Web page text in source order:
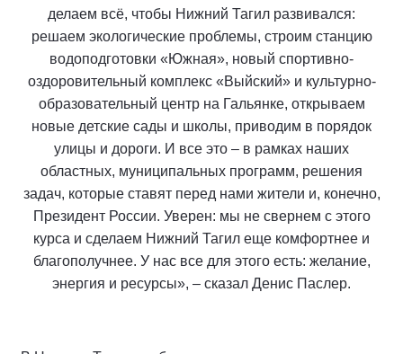
делаем всё, чтобы Нижний Тагил развивался:
решаем экологические проблемы, строим станцию
водоподготовки «Южная», новый спортивно-
оздоровительный комплекс «Выйский» и культурно-
образовательный центр на Гальянке, открываем
новые детские сады и школы, приводим в порядок
улицы и дороги. И все это – в рамках наших
областных, муниципальных программ, решения
задач, которые ставят перед нами жители и, конечно,
Президент России. Уверен: мы не свернем с этого
курса и сделаем Нижний Тагил еще комфортнее и
благополучнее. У нас все для этого есть: желание,
энергия и ресурсы», – сказал Денис Паслер.